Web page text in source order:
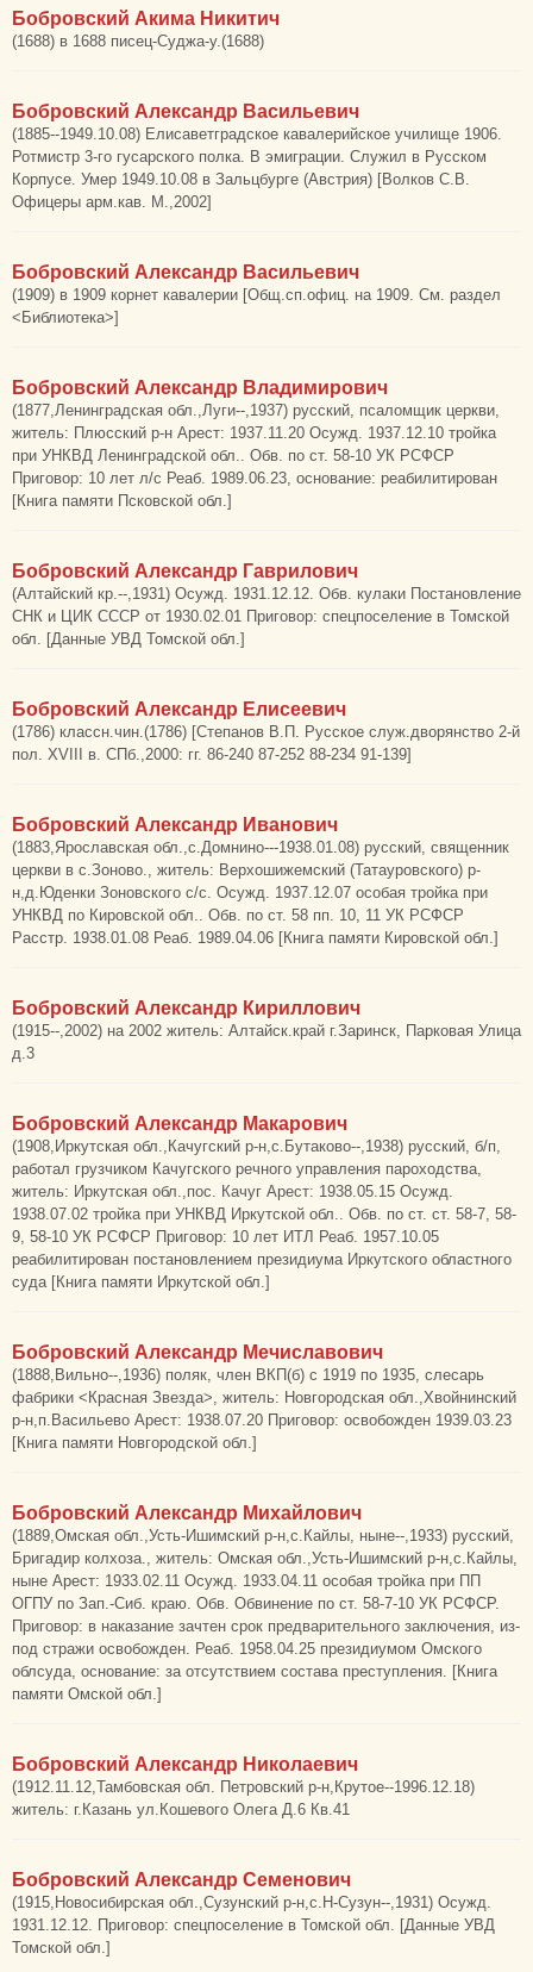
Бобровский Акима Никитич
(1688) в 1688 писец-Суджа-у.(1688)
Бобровский Александр Васильевич
(1885--1949.10.08) Елисаветградское кавалерийское училище 1906.
Ротмистр 3-го гусарского полка. В эмиграции. Служил в Русском
Корпусе. Умер 1949.10.08 в Зальцбурге (Австрия) [Волков С.В.
Офицеры арм.кав. М.,2002]
Бобровский Александр Васильевич
(1909) в 1909 корнет кавалерии [Общ.сп.офиц. на 1909. См. раздел
<Библиотека>]
Бобровский Александр Владимирович
(1877,Ленинградская обл.,Луги--,1937) русский, псаломщик церкви,
житель: Плюсский р-н Арест: 1937.11.20 Осужд. 1937.12.10 тройка
при УНКВД Ленинградской обл.. Обв. по ст. 58-10 УК РСФСР
Приговор: 10 лет л/с Реаб. 1989.06.23, основание: реабилитирован
[Книга памяти Псковской обл.]
Бобровский Александр Гаврилович
(Алтайский кр.--,1931) Осужд. 1931.12.12. Обв. кулаки Постановление
СНК и ЦИК СССР от 1930.02.01 Приговор: спецпоселение в Томской
обл. [Данные УВД Томской обл.]
Бобровский Александр Елисеевич
(1786) классн.чин.(1786) [Степанов В.П. Русское служ.дворянство 2-й
пол. XVIII в. СПб.,2000: гг. 86-240 87-252 88-234 91-139]
Бобровский Александр Иванович
(1883,Ярославская обл.,с.Домнино---1938.01.08) русский, священник
церкви в с.Зоново., житель: Верхошижемский (Татауровского) р-
н,д.Юденки Зоновского с/с. Осужд. 1937.12.07 особая тройка при
УНКВД по Кировской обл.. Обв. по ст. 58 пп. 10, 11 УК РСФСР
Расстр. 1938.01.08 Реаб. 1989.04.06 [Книга памяти Кировской обл.]
Бобровский Александр Кириллович
(1915--,2002) на 2002 житель: Алтайск.край г.Заринск, Парковая Улица
д.3
Бобровский Александр Макарович
(1908,Иркутская обл.,Качугский р-н,с.Бутаково--,1938) русский, б/п,
работал грузчиком Качугского речного управления пароходства,
житель: Иркутская обл.,пос. Качуг Арест: 1938.05.15 Осужд.
1938.07.02 тройка при УНКВД Иркутской обл.. Обв. по ст. ст. 58-7, 58-
9, 58-10 УК РСФСР Приговор: 10 лет ИТЛ Реаб. 1957.10.05
реабилитирован постановлением президиума Иркутского областного
суда [Книга памяти Иркутской обл.]
Бобровский Александр Мечиславович
(1888,Вильно--,1936) поляк, член ВКП(б) с 1919 по 1935, слесарь
фабрики <Красная Звезда>, житель: Новгородская обл.,Хвойнинский
р-н,п.Васильево Арест: 1938.07.20 Приговор: освобожден 1939.03.23
[Книга памяти Новгородской обл.]
Бобровский Александр Михайлович
(1889,Омская обл.,Усть-Ишимский р-н,с.Кайлы, ныне--,1933) русский,
Бригадир колхоза., житель: Омская обл.,Усть-Ишимский р-н,с.Кайлы,
ныне Арест: 1933.02.11 Осужд. 1933.04.11 особая тройка при ПП
ОГПУ по Зап.-Сиб. краю. Обв. Обвинение по ст. 58-7-10 УК РСФСР.
Приговор: в наказание зачтен срок предварительного заключения, из-
под стражи освобожден. Реаб. 1958.04.25 президиумом Омского
облсуда, основание: за отсутствием состава преступления. [Книга
памяти Омской обл.]
Бобровский Александр Николаевич
(1912.11.12,Тамбовская обл. Петровский р-н,Крутое--1996.12.18)
житель: г.Казань ул.Кошевого Олега Д.6 Кв.41
Бобровский Александр Семенович
(1915,Новосибирская обл.,Сузунский р-н,с.Н-Сузун--,1931) Осужд.
1931.12.12. Приговор: спецпоселение в Томской обл. [Данные УВД
Томской обл.]